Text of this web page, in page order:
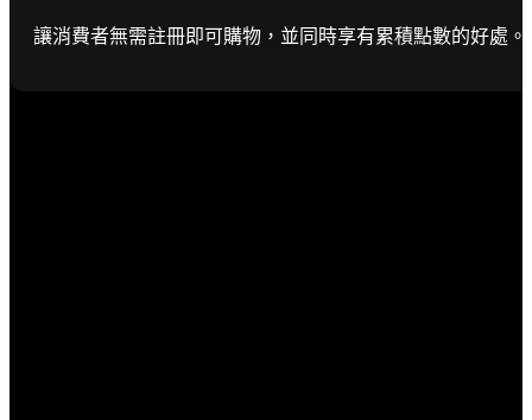
讓消費者無需註冊即可購物，並同時享有累積點數的好處。